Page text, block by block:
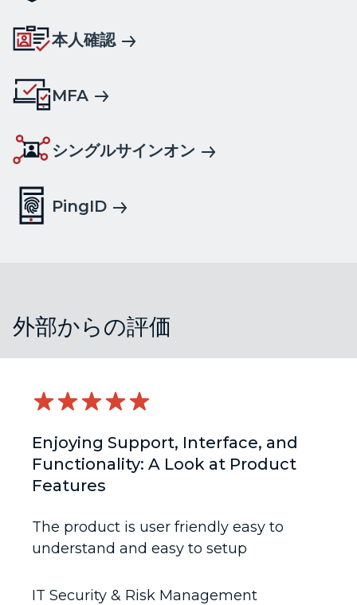
本人確認
MFA
シングルサインオン
PingID
外部からの評価
Enjoying Support, Interface, and
Functionality: A Look at Product
Features
The product is user friendly easy to
understand and easy to setup
IT Security & Risk Management